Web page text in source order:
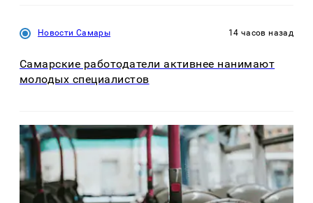
Новости Самары 14 часов назад
Самарские работодатели активнее нанимают
молодых специалистов